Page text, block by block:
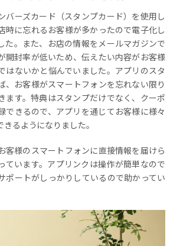
バーズカード（スタンプカード）を使用し
時に忘れるお客様が多かったので電子化し
た。また、お店の情報をメールマガジンで
開封率が低いため、伝えたい内容がお客様
はないかと悩んでいました。アプリのスタ
、お客様がスマートフォンを忘れない限り
ます。特典はスタンプだけでなく、クーポ
できるので、アプリを通じてお客様に様々
るようになりました。
客様のスマートフォンに直接情報を届けら
ています。アプリンクは操作が簡単なので
ポートがしっかりしているので助かってい